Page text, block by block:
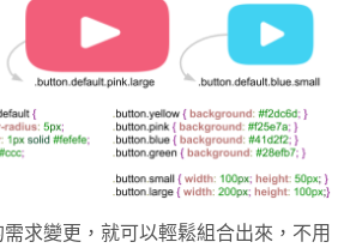
求變更，就可以輕鬆組合出來，不用